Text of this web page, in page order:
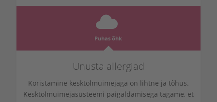
Puhas õhk
Unusta allergiad
Koristamine kesktolmuimejaga on lihtne ja tõhus.
Kesktolmuimejasüsteemi paigaldamisega tagame, et